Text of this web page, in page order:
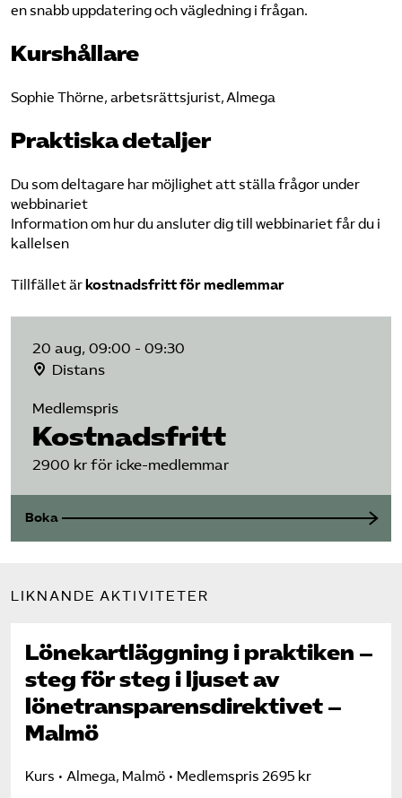
en snabb uppdatering och vägledning i frågan.
Kurshållare
Sophie Thörne, arbetsrättsjurist, Almega
Praktiska detaljer
Du som deltagare har möjlighet att ställa frågor under
webbinariet
Information om hur du ansluter dig till webbinariet får du i
kallelsen
Tillfället är kostnadsfritt för medlemmar
20 aug, 09:00 - 09:30
Distans
Medlemspris
Kostnadsfritt
2900 kr för icke-medlemmar
Boka
LIKNANDE AKTIVITETER
Lönekartläggning i praktiken –
steg för steg i ljuset av
lönetransparens­direktivet –
Malmö
Kurs Almega, Malmö
Medlemspris 2695 kr